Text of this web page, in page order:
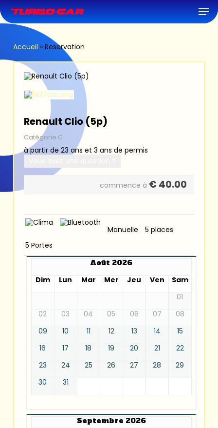
to
main
content
Accueil » Reservation
Renault Clio (5p)
Catégorie C
à partir de 23 ans et 3 ans de permis
commence à € 40.00
Manuelle
5 places
5 Portes
Août 2026
Dim
Lun Mar Mer Jeu Ven
Sam
01
02
03 04 05 06 07
08
09
10 11 12 13 14
15
16
17 18 19 20 21
22
23
24 25 26 27 28
29
30
31
Septembre 2026